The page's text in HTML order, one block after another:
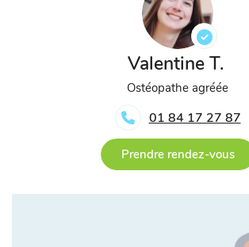
Valentine T.
Ostéopathe agréée
01 84 17 27 87
Prendre rendez-vous